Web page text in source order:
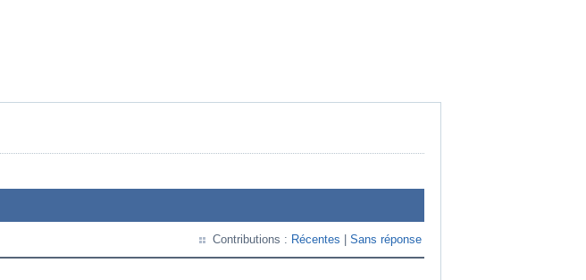
Contributions : Récentes Sans réponse